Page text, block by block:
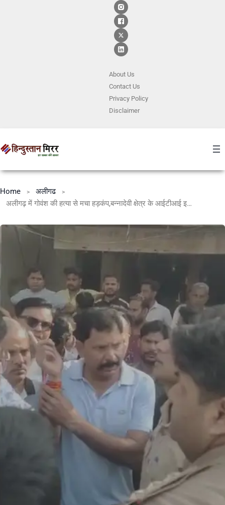
About Us
ContactUs
Privacy Policy
Disclaimer
Home
अलीगढ
अलीगढ़ में गोवंश की हत्या से मचा हड़कंप,बन्नादेवी क्षेत्र के आईटीआई इलाके में मिली लाश